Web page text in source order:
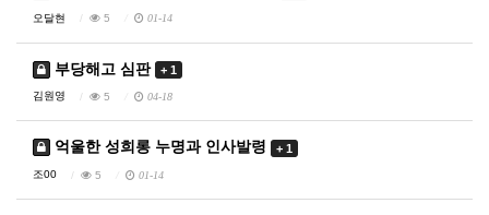
오달현 5 01-14
부당해고 심판 + 1
김원영 5 04-18
억울한 성희롱 누명과 인사발령 + 1
조00 5 01-14